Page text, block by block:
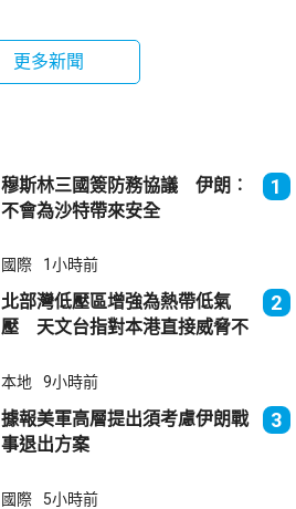
更多新聞
穆斯林三國簽防務協議 伊朗︰
不會為沙特帶來安全
1
國際 1小時前
北部灣低壓區增強為熱帶低氣
壓 天文台指對本港直接威脅不
2
本地 9小時前
據報美軍高層提出須考慮伊朗戰
事退出方案
3
國際 5小時前